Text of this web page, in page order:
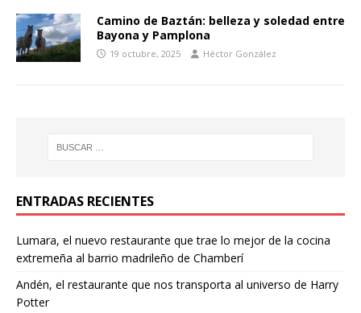
Camino de Baztán: belleza y soledad entre
Bayona y Pamplona
19 octubre, 2025 Héctor González
ENTRADAS RECIENTES
Lumara, el nuevo restaurante que trae lo mejor de la cocina
extremeña al barrio madrileño de Chamberí
Andén, el restaurante que nos transporta al universo de Harry
Potter